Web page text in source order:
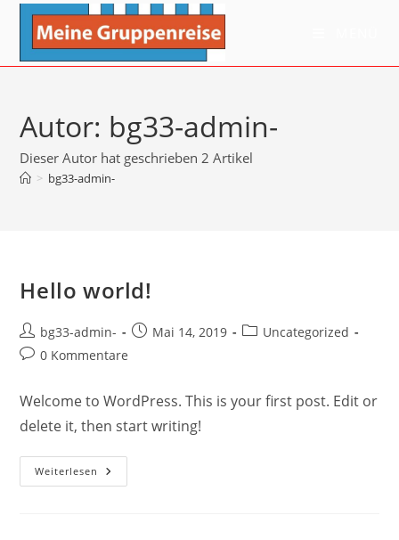
springen
Autor: bg33-admin-
Dieser Autor hat geschrieben 2 Artikel
> bg33-admin-
Hello world!
Beitrags-
Autor:
bg33-admin-
BeitragMai 14, 2019
Beitrags-
Uncategorized
Beitrags-
0 Kommentare
Welcome to WordPress. This is your first post. Edit or
delete it, then start writing!
Weiterlesen Hello
World!